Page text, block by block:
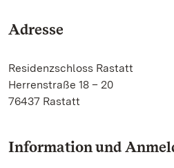
Adresse
Residenzschloss Rastatt
Herrenstraße 18 – 20
76437 Rastatt
Information und